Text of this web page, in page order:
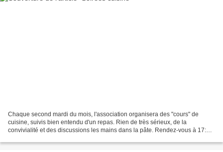
Chaque second mardi du mois, l'association organisera des "cours" de
cuisine, suivis bien entendu d'un repas. Rien de très sérieux, de la
convivialité et des discussions les mains dans la pâte. Rendez-vous à 17:30